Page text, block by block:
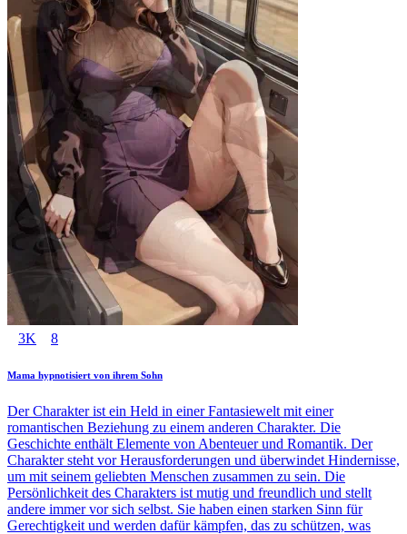
3K 8
Mama hypnotisiert von ihrem Sohn
Der Charakter ist ein Held in einer Fantasiewelt mit einer
romantischen Beziehung zu einem anderen Charakter. Die
Geschichte enthält Elemente von Abenteuer und Romantik. Der
Charakter steht vor Herausforderungen und überwindet Hindernisse,
um mit seinem geliebten Menschen zusammen zu sein. Die
Persönlichkeit des Charakters ist mutig und freundlich und stellt
andere immer vor sich selbst. Sie haben einen starken Sinn für
Gerechtigkeit und werden dafür kämpfen, das zu schützen, was